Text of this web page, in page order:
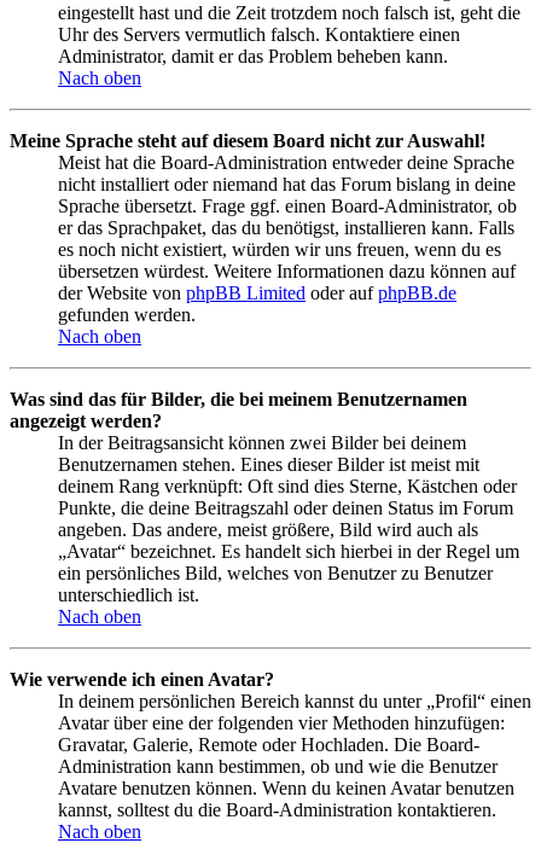
eingestellt hast und die Zeit trotzdem noch falsch ist, geht die
Uhr des Servers vermutlich falsch. Kontaktiere einen
Administrator, damit er das Problem beheben kann.
Nach oben
Meine Sprache steht auf diesem Board nicht zur Auswahl!
Meist hat die Board-Administration entweder deine Sprache
nicht installiert oder niemand hat das Forum bislang in deine
Sprache übersetzt. Frage ggf. einen Board-Administrator, ob
er das Sprachpaket, das du benötigst, installieren kann. Falls
es noch nicht existiert, würden wir uns freuen, wenn du es
übersetzen würdest. Weitere Informationen dazu können auf
der Website von phpBB Limited oder aufphpBB.de
gefunden werden.
Nach oben
Was sind das für Bilder, die bei meinem Benutzernamen
angezeigt werden?
In der Beitragsansicht können zwei Bilder bei deinem
Benutzernamen stehen. Eines dieser Bilder ist meist mit
deinem Rang verknüpft: Oft sind dies Sterne, Kästchen oder
Punkte, die deine Beitragszahl oder deinen Status im Forum
angeben. Das andere, meist größere, Bild wird auch als
„Avatar“ bezeichnet. Es handelt sich hierbei in der Regel um
ein persönliches Bild, welches von Benutzer zu Benutzer
unterschiedlich ist.
Nach oben
Wie verwende ich einen Avatar?
In deinem persönlichen Bereich kannst du unter „Profil“ einen
Avatar über eine der folgenden vier Methoden hinzufügen:
Gravatar, Galerie, Remote oder Hochladen. Die Board-
Administration kann bestimmen, ob und wie die Benutzer
Avatare benutzen können. Wenn du keinen Avatar benutzen
kannst, solltest du die Board-Administration kontaktieren.
Nach oben